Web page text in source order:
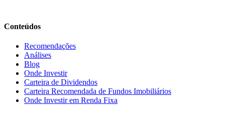
Conteúdos
Recomendações
Análises
Blog
Onde Investir
Carteira de Dividendos
Carteira Recomendada de Fundos Imobiliários
Onde Investir em Renda Fixa